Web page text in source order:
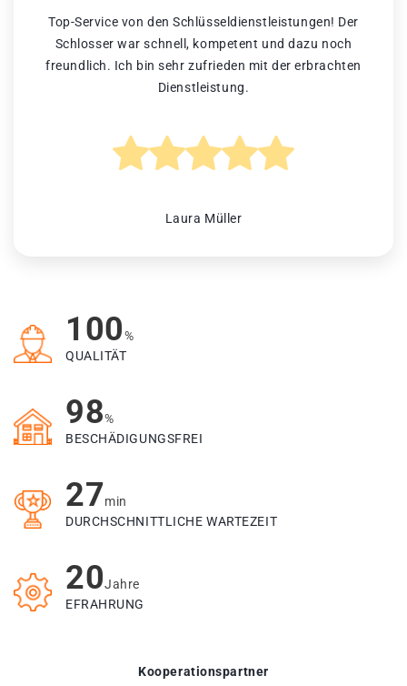
Top-Service von den Schlüsseldienstleistungen! Der
Schlosser war schnell, kompetent und dazu noch
freundlich. Ich bin sehr zufrieden mit der erbrachten
Dienstleistung.
Laura Müller
100%
QUALITÄT
98%
BESCHÄDIGUNGSFREI
27min
DURCHSCHNITTLICHE WARTEZEIT
20Jahre
EFRAHRUNG
Kooperationspartner